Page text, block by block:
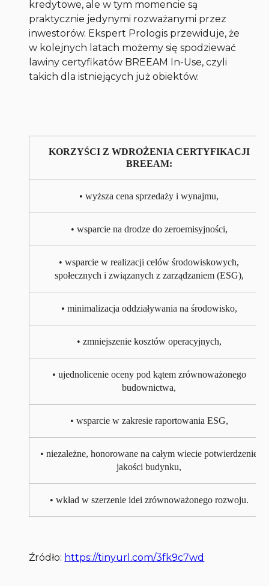
kredytowe, ale w tym momencie są
praktycznie jedynymi rozważanymi przez
inwestorów. Ekspert Prologis przewiduje, że
w kolejnych latach możemy się spodziewać
lawiny certyfikatów BREEAM In-Use, czyli
takich dla istniejących już obiektów.
KORZYŚCI Z WDROŻENIA CERTYFIKACJI
BREEAM:
• wyższa cena sprzedaży i wynajmu,
• wsparcie na drodze do zeroemisyjności,
• wsparcie w realizacji celów środowiskowych,
społecznych i związanych z zarządzaniem (ESG),
• minimalizacja oddziaływania na środowisko,
• zmniejszenie kosztów operacyjnych,
• ujednolicenie oceny pod kątem zrównoważonego
budownictwa,
• wsparcie w zakresie raportowania ESG,
• niezależne, honorowane na całym wiecie potwierdzenie
jakości budynku,
• wkład w szerzenie idei zrównoważonego rozwoju.
Źródło: https://tinyurl.com/3fk9c7wd